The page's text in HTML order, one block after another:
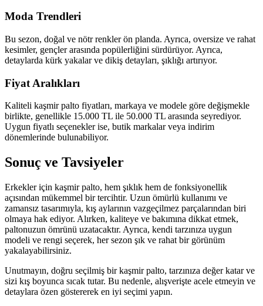
Moda Trendleri
Bu sezon, doğal ve nötr renkler ön planda. Ayrıca, oversize ve rahat
kesimler, gençler arasında popülerliğini sürdürüyor. Ayrıca,
detaylarda kürk yakalar ve dikiş detayları, şıklığı artırıyor.
Fiyat Aralıkları
Kaliteli kaşmir palto fiyatları, markaya ve modele göre değişmekle
birlikte, genellikle 15.000 TL ile 50.000 TL arasında seyrediyor.
Uygun fiyatlı seçenekler ise, butik markalar veya indirim
dönemlerinde bulunabiliyor.
Sonuç ve Tavsiyeler
Erkekler için kaşmir palto, hem şıklık hem de fonksiyonellik
açısından mükemmel bir tercihtir. Uzun ömürlü kullanımı ve
zamansız tasarımıyla, kış aylarının vazgeçilmez parçalarından biri
olmaya hak ediyor. Alırken, kaliteye ve bakımına dikkat etmek,
paltonuzun ömrünü uzatacaktır. Ayrıca, kendi tarzınıza uygun
modeli ve rengi seçerek, her sezon şık ve rahat bir görünüm
yakalayabilirsiniz.
Unutmayın, doğru seçilmiş bir kaşmir palto, tarzınıza değer katar ve
sizi kış boyunca sıcak tutar. Bu nedenle, alışverişte acele etmeyin ve
detaylara özen göstererek en iyi seçimi yapın.